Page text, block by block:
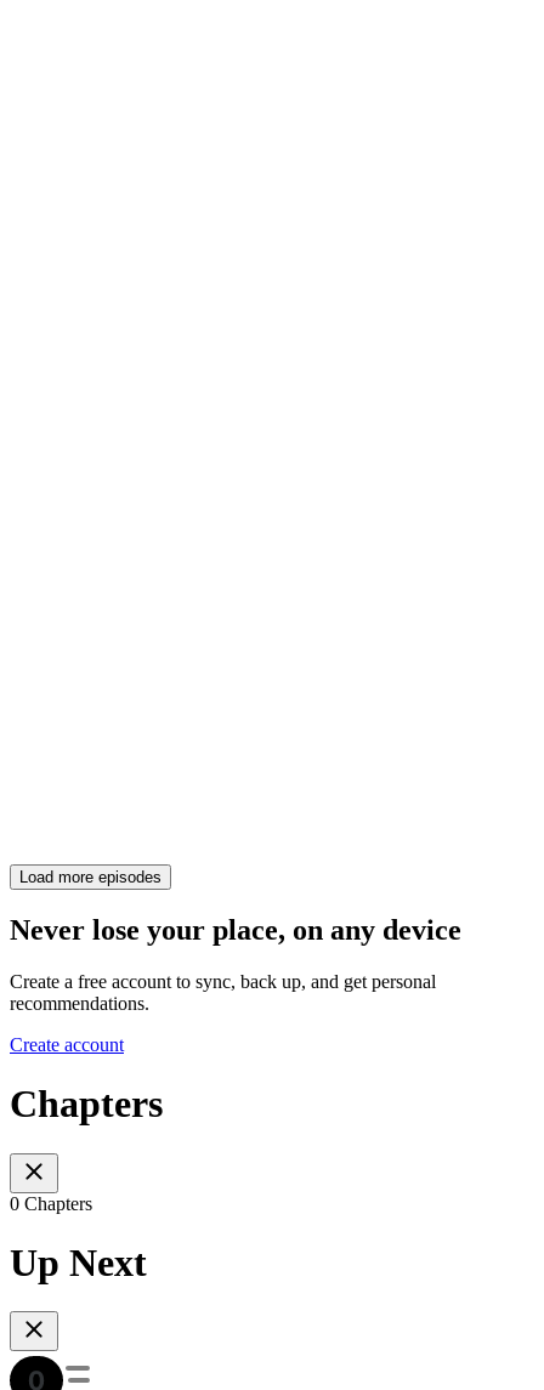
Load more episodes
Never lose your place, on any device
Create a free account to sync, back up, and get personal
recommendations.
Create account
Chapters
0 Chapters
Up Next